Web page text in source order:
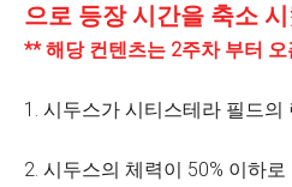
으로 등장 시간을 축소
** 해당 컨텐츠는 2주차 부터
1. 시두스가 시티스테라 필드
2. 시두스의 체력이 50% 이하